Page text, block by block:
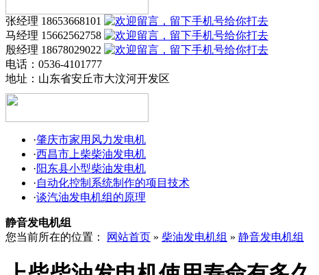
张经理 18653668101
马经理 15662562758
殷经理 18678029022
电话：0536-4101777
地址： 山东省安丘市大汶河开发区
·肇庆市家用风力发电机
·西昌市上柴柴油发电机
·阳东县小型柴油发电机
·自动化控制系统制作的项目技术
·谈汽油发电机组的原理
静音发电机组
您当前所在的位置：
网站首页 » 柴油发电机组 » 静音发电机组